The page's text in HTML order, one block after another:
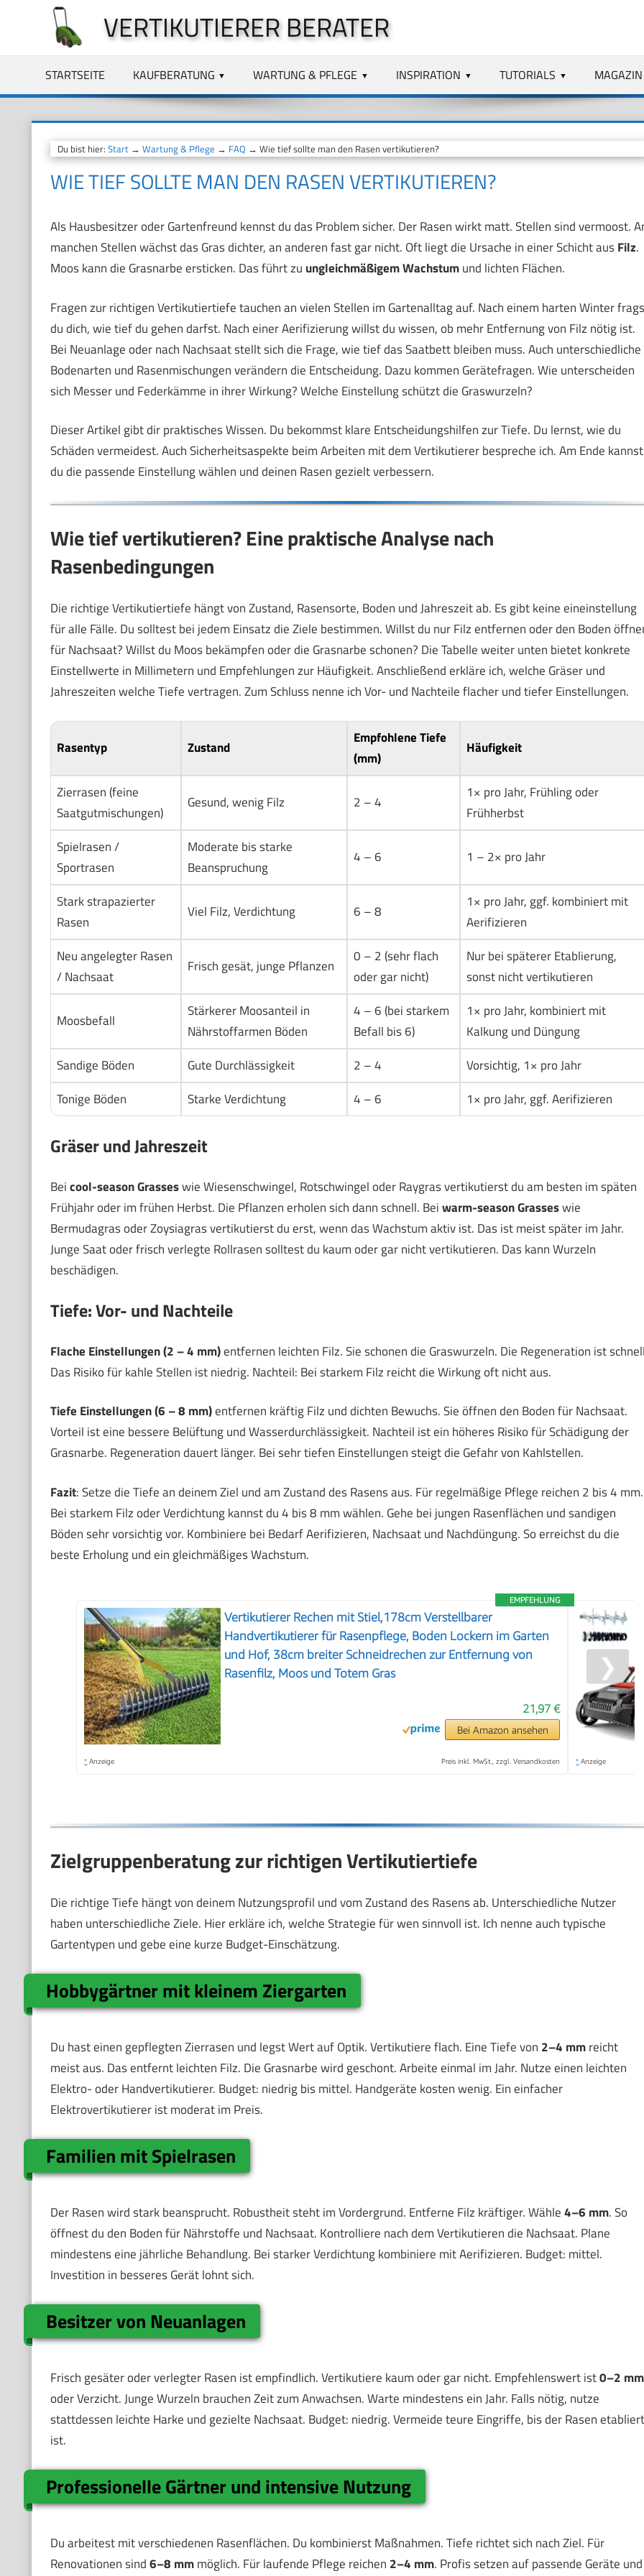
springen
VERTIKUTIERER BERATER
STARTSEITE KAUFBERATUNG WARTUNG & PFLEGE INSPIRATION TUTORIALS MAGAZIN
Du bist hier: Start→ Wartung & Pflege → FAQ → Wie tief sollte man den Rasen vertikutieren?
WIE TIEF SOLLTE MAN DEN RASEN VERTIKUTIEREN?
Als Hausbesitzer oder Gartenfreund kennst du das Problem sicher. Der Rasen wirkt matt. Stellen sind vermoost.
manchen Stellen wächst das Gras dichter, an anderen fast gar nicht. Oft liegt die Ursache in einer Schicht ausFilz.
Moos kann die Grasnarbe ersticken. Das führt zu ungleichmäßigem Wachstumund lichten Flächen.
Fragen zur richtigen Vertikutiertiefe tauchen an vielen Stellen im Gartenalltag auf. Nach einem harten Winter
du dich, wie tief du gehen darfst. Nach einer Aerifizierung willst du wissen, ob mehr Entfernung von Filz nötig ist.
Bei Neuanlage oder nach Nachsaat stellt sich die Frage, wie tief das Saatbett bleiben muss. Auch unterschiedliche
Bodenarten und Rasenmischungen verändern die Entscheidung. Dazu kommen Gerätefragen. Wie unterscheiden
sich Messer und Federkämme in ihrer Wirkung? Welche Einstellung schützt die Graswurzeln?
Dieser Artikel gibt dir praktisches Wissen. Du bekommst klare Entscheidungshilfen zur Tiefe. Du lernst, wie du
Schäden vermeidest. Auch Sicherheitsaspekte beim Arbeiten mit dem Vertikutierer bespreche ich. Am Ende kannst
du die passende Einstellung wählen und deinen Rasen gezielt verbessern.
Wie tief vertikutieren? Eine praktische Analyse nach
Rasenbedingungen
Die richtige Vertikutiertiefe hängt von Zustand, Rasensorte, Boden und Jahreszeit ab. Es gibt keine eineinstellung
für alle Fälle. Du solltest bei jedem Einsatz die Ziele bestimmen. Willst du nur Filz entfernen oder den Boden
für Nachsaat? Willst du Moos bekämpfen oder die Grasnarbe schonen? Die Tabelle weiter unten bietet konkrete
Einstellwerte in Millimetern und Empfehlungen zur Häufigkeit. Anschließend erkläre ich, welche Gräser und
Jahreszeiten welche Tiefe vertragen. Zum Schluss nenne ich Vor- und Nachteile flacher und tiefer Einstellungen.
Rasentyp Zustand
Empfohlene Tiefe
(mm)
Häufigkeit
Zierrasen (feine
Saatgutmischungen)
Gesund, wenig Filz 2 – 4
1× pro Jahr, Frühling oder
Frühherbst
Spielrasen /
Sportrasen
Moderate bis starke
Beanspruchung
4 – 6 1 – 2× pro Jahr
Stark strapazierter
Rasen
Viel Filz, Verdichtung 6 – 8
1× pro Jahr, ggf. kombiniert mit
Aerifizieren
Neu angelegter Rasen
/ Nachsaat
Frisch gesät, junge Pflanzen
0 – 2 (sehr flach
oder gar nicht)
Nur bei späterer Etablierung,
sonst nicht vertikutieren
Moosbefall
Stärkerer Moosanteil in
Nährstoffarmen Böden
4 – 6 (bei starkem
Befall bis 6)
1× pro Jahr, kombiniert mit
Kalkung und Düngung
Sandige Böden
Gute Durchlässigkeit 2 – 4
Vorsichtig, 1× pro Jahr
Tonige Böden
Starke Verdichtung 4 – 6 1× pro Jahr, ggf. Aerifizieren
Gräser und Jahreszeit
Beicool-season Grasseswie Wiesenschwingel, Rotschwingel oder Raygras vertikutierst du am besten im späten
Frühjahr oder im frühen Herbst. Die Pflanzen erholen sich dann schnell. Beiwarm-season Grasseswie
Bermudagras oder Zoysiagras vertikutierst du erst, wenn das Wachstum aktiv ist. Das ist meist später im Jahr.
Junge Saat oder frisch verlegte Rollrasen solltest du kaum oder gar nicht vertikutieren. Das kann Wurzeln
beschädigen.
Tiefe: Vor- und Nachteile
Flache Einstellungen (2 – 4 mm)entfernen leichten Filz. Sie schonen die Graswurzeln. Die Regeneration ist
Das Risiko für kahle Stellen ist niedrig. Nachteil: Bei starkem Filz reicht die Wirkung oft nicht aus.
Tiefe Einstellungen (6 – 8 mm)entfernen kräftig Filz und dichten Bewuchs. Sie öffnen den Boden für Nachsaat.
Vorteil ist eine bessere Belüftung und Wasserdurchlässigkeit. Nachteil ist ein höheres Risiko für Schädigung der
Grasnarbe. Regeneration dauert länger. Bei sehr tiefen Einstellungen steigt die Gefahr von Kahlstellen.
Fazit: Setze die Tiefe an deinem Ziel und am Zustand des Rasens aus. Für regelmäßige Pflege reichen 2 bis 4 mm.
Bei starkem Filz oder Verdichtung kannst du 4 bis 8 mm wählen. Gehe bei jungen Rasenflächen und sandigen
Böden sehr vorsichtig vor. Kombiniere bei Bedarf Aerifizieren, Nachsaat und Nachdüngung. So erreichst du die
beste Erholung und ein gleichmäßiges Wachstum.
EMPFEHLUNG
Vertikutierer Rechen mit Stiel,178cm Verstellbarer
Handvertikutierer für Rasenpflege, Boden Lockern im Garten
und Hof, 38cm breiter Schneidrechen zur Entfernung von
Rasenfilz, Moos und Totem Gras
21,97 €
Bei Amazon ansehen
* Anzeige Preis inkl. MwSt., zzgl. Versandkosten * Anzeige
❯
Zielgruppenberatung zur richtigen Vertikutiertiefe
Die richtige Tiefe hängt von deinem Nutzungsprofil und vom Zustand des Rasens ab. Unterschiedliche Nutzer
haben unterschiedliche Ziele. Hier erkläre ich, welche Strategie für wen sinnvoll ist. Ich nenne auch typische
Gartentypen und gebe eine kurze Budget-Einschätzung.
Hobbygärtner mit kleinem Ziergarten
Du hast einen gepflegten Zierrasen und legst Wert auf Optik. Vertikutiere flach. Eine Tiefe von 2–4 mmreicht
meist aus. Das entfernt leichten Filz. Die Grasnarbe wird geschont. Arbeite einmal im Jahr. Nutze einen leichten
Elektro- oder Handvertikutierer. Budget: niedrig bis mittel. Handgeräte kosten wenig. Ein einfacher
Elektrovertikutierer ist moderat im Preis.
Familien mit Spielrasen
Der Rasen wird stark beansprucht. Robustheit steht im Vordergrund. Entferne Filz kräftiger. Wähle4–6 mm. So
öffnest du den Boden für Nährstoffe und Nachsaat. Kontrolliere nach dem Vertikutieren die Nachsaat. Plane
mindestens eine jährliche Behandlung. Bei starker Verdichtung kombiniere mit Aerifizieren. Budget: mittel.
Investition in besseres Gerät lohnt sich.
Besitzer von Neuanlagen
Frisch gesäter oder verlegter Rasen ist empfindlich. Vertikutiere kaum oder gar nicht. Empfehlenswert ist0–2 mm
oder Verzicht. Junge Wurzeln brauchen Zeit zum Anwachsen. Warte mindestens ein Jahr. Falls nötig, nutze
stattdessen leichte Harke und gezielte Nachsaat. Budget: niedrig. Vermeide teure Eingriffe, bis der Rasen etabliert
ist.
Professionelle Gärtner und intensive Nutzung
Du arbeitest mit verschiedenen Rasenflächen. Du kombinierst Maßnahmen. Tiefe richtet sich nach Ziel. Für
Renovationen sind6–8 mmmöglich. Für laufende Pflege reichen 2–4 mm. Profis setzen auf passende Geräte und